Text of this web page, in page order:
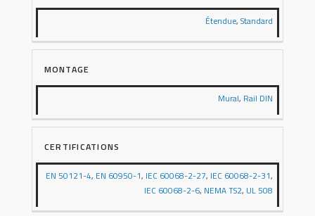
Étendue,Standard
MONTAGE
Mural, Rail DIN
CERTIFICATIONS
EN 50121-4, EN 60950-1, IEC 60068-2-27, IEC 60068-2-31,
IEC 60068-2-6, NEMA TS2, UL 508